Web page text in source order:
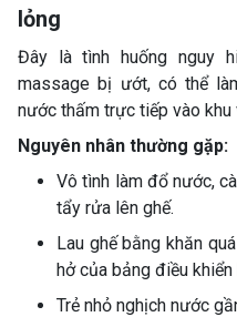
lỏng
Đây là tình huống nguy
massage bị ướt, có thể
nước thấm trực tiếp vào khu
Nguyên nhân thường gặp:
Vô tình làm đổ nước,
tẩy rửa lên ghế.
Lau ghế bằng khăn
hở của bảng điều
Trẻ nhỏ nghịch nước